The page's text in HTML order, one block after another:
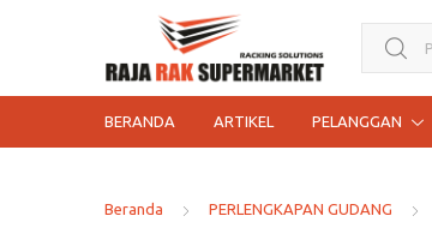
Search for:
BERANDA ARTIKEL PELANGGAN
Beranda PERLENGKAPAN GUDANG